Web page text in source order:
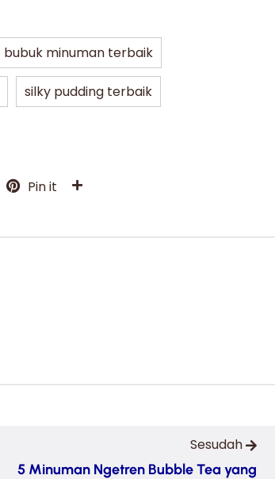
bubuk minuman terbaik
silky pudding terbaik
Pin it
Sesudah
5 Minuman Ngetren Bubble Tea yang